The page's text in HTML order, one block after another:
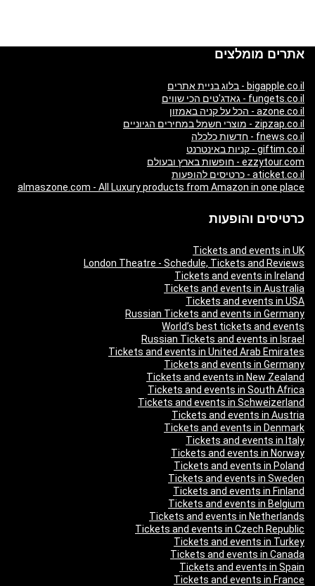
אתרים מומלצים
bigapple.co.il - בלוג בניית אתרים
fungets.co.il - גאדג'טים הכי שווים
azone.co.il - הכל על קניה באמזון
zipzap.co.il - מוצרי חשמל במחירים הגיוניים
fnews.co.il - חדשות כלכלה
giftim.co.il - קניות באינטרנט
ezzytour.com - חופשות בארץ ובעולם
aticket.co.il - כרטיסים להופעות
almaszone.com - All Luxury products from Amazon in one place
כרטיסים והופעות
Tickets and events in UK
London Theatre - Schedule, Tickets and Reviews
Tickets and events in Ireland
Tickets and events in Australia
Tickets and events in USA
Russian Tickets and events in Germany
World’s best tickets and events
Russian Tickets and events in Israel
Tickets and events in United Arab Emirates
Tickets and events in Germany
Tickets and events in New Zealand
Tickets and events in South Africa
Tickets and events in Schweizerland
Tickets and events in Austria
Tickets and events in Denmark
Tickets and events in Italy
Tickets and events in Norway
Tickets and events in Poland
Tickets and events in Sweden
Tickets and events in Finland
Tickets and events in Belgium
Tickets and events in Netherlands
Tickets and events in Czech Republic
Tickets and events in Turkey
Tickets and events in Canada
Tickets and events in Spain
Tickets and events in France